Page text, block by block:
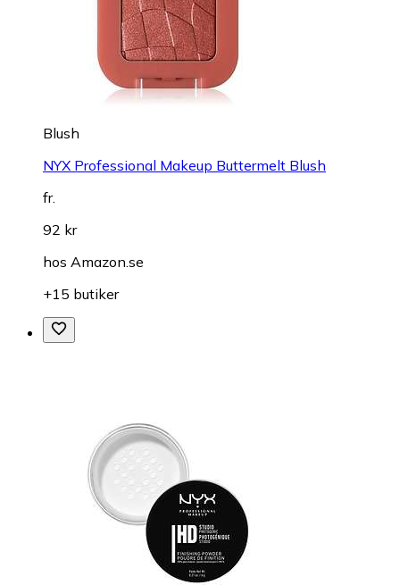
Blush
NYX Professional Makeup Buttermelt Blush
fr.
92 kr
hos Amazon.se
+15 butiker